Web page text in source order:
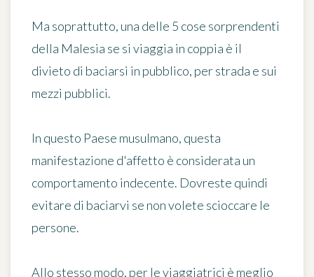
Ma soprattutto, una delle 5 cose sorprendenti
della Malesia se si viaggia in coppia è il
divieto di baciarsi in pubblico, per strada e sui
mezzi pubblici.
In questo Paese musulmano, questa
manifestazione d'affetto è considerata un
comportamento indecente. Dovreste quindi
evitare di baciarvi se non volete scioccare le
persone.
Allo stesso modo, per le viaggiatrici è meglio